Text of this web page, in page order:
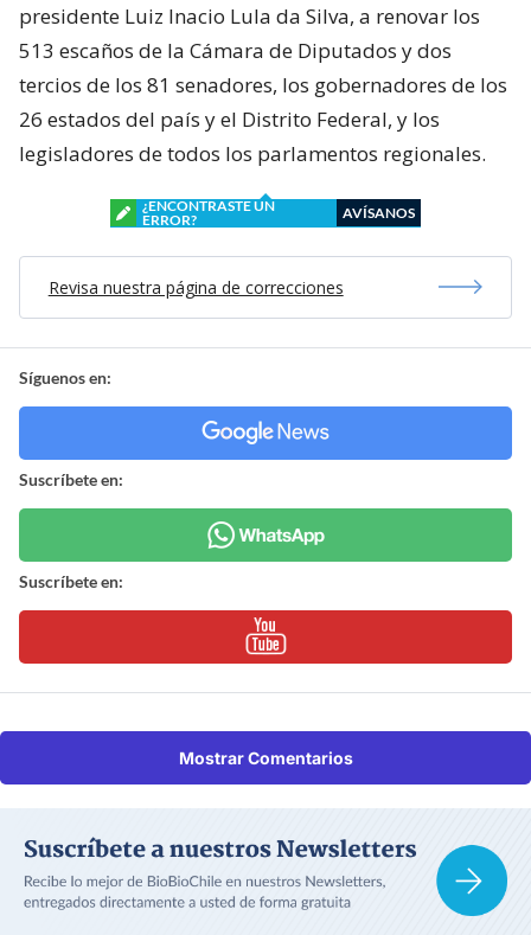
presidente Luiz Inacio Lula da Silva, a renovar los
513 escaños de la Cámara de Diputados y dos
tercios de los 81 senadores, los gobernadores de los
26 estados del país y el Distrito Federal, y los
legisladores de todos los parlamentos regionales.
¿ENCONTRASTE UN
ERROR?
AVÍSANOS
Revisa nuestra página de correcciones
Síguenos en:
Suscríbete en:
Suscríbete en:
Mostrar Comentarios